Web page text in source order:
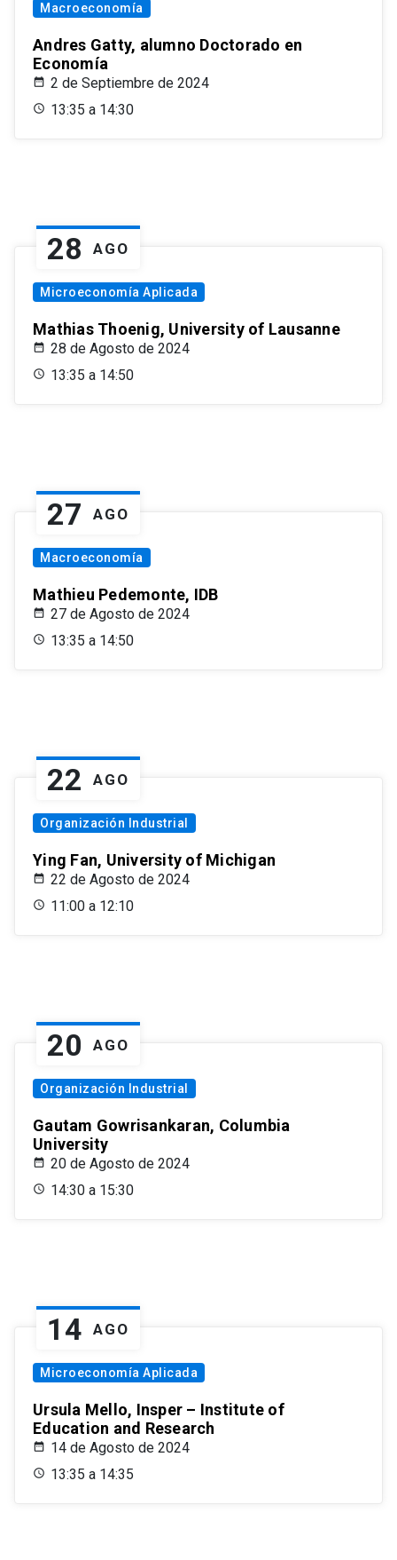
Macroeconomía
Andres Gatty, alumno Doctorado en
Economía
2 de Septiembre de 2024
13:35 a 14:30
28 AGO
Microeconomía Aplicada
Mathias Thoenig, University of Lausanne
28 de Agosto de 2024
13:35 a 14:50
27 AGO
Macroeconomía
Mathieu Pedemonte, IDB
27 de Agosto de 2024
13:35 a 14:50
22 AGO
Organización Industrial
Ying Fan, University of Michigan
22 de Agosto de 2024
11:00 a 12:10
20 AGO
Organización Industrial
Gautam Gowrisankaran, Columbia
University
20 de Agosto de 2024
14:30 a 15:30
14 AGO
Microeconomía Aplicada
Ursula Mello, Insper – Institute of
Education and Research
14 de Agosto de 2024
13:35 a 14:35